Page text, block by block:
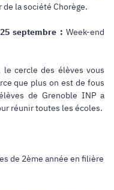
la société Chorège.
septembre : Week-end
le cercle des élèves vous
que plus on est de fous
de Grenoble INP a
réunir toutes les écoles.
de 2ème année en filière